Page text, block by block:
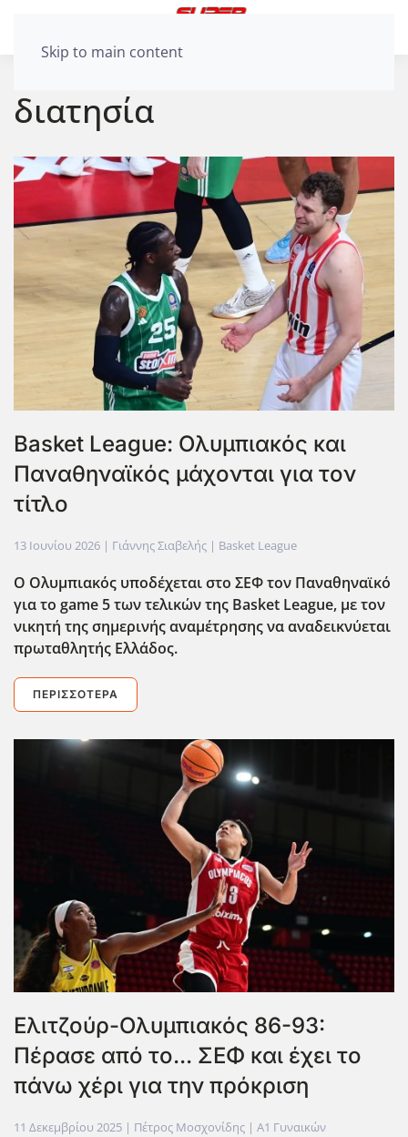
Skip to main content
διατησία
Βasket League: Ολυμπιακός και
Παναθηναϊκός μάχονται για τον
τίτλο
13 Ιουνίου 2026 | Γιάννης Σιαβελής | Basket League
O Oλυμπιακός υποδέχεται στο ΣΕΦ τον Παναθηναϊκό
για το game 5 των τελικών της Basket League, με τον
νικητή της σημερινής αναμέτρησης να αναδεικνύεται
πρωταθλητής Ελλάδος.
ΠΕΡΙΣΣΌΤΕΡΑ
Ελιτζούρ-Ολυμπιακός 86-93:
Πέρασε από το... ΣΕΦ και έχει το
πάνω χέρι για την πρόκριση
11 Δεκεμβρίου 2025 | Πέτρος Μοσχονίδης | Α1 Γυναικών